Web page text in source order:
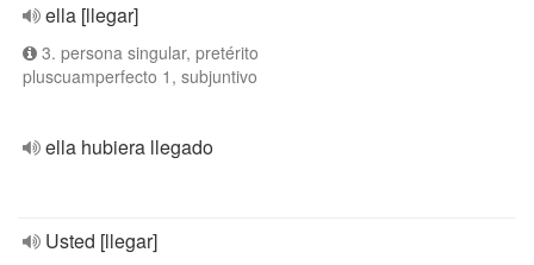
ella [llegar]
3. persona singular, pretérito
pluscuamperfecto 1, subjuntivo
ella hubiera llegado
Usted [llegar]